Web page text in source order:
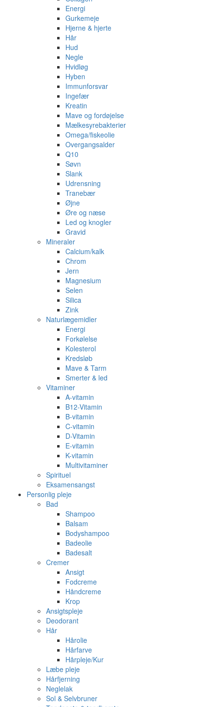
Energi
Gurkemeje
Hjerne & hjerte
Hår
Hud
Negle
Hvidløg
Hyben
Immunforsvar
Ingefær
Kreatin
Mave og fordøjelse
Mælkesyrebakterier
Omega/fiskeolie
Overgangsalder
Q10
Søvn
Slank
Udrensning
Tranebær
Øjne
Øre og næse
Led og knogler
Gravid
Mineraler
Calcium/kalk
Chrom
Jern
Magnesium
Selen
Silica
Zink
Naturlægemidler
Energi
Forkølelse
Kolesterol
Kredsløb
Mave & Tarm
Smerter & led
Vitaminer
A-vitamin
B12-Vitamin
B-vitamin
C-vitamin
D-Vitamin
E-vitamin
K-vitamin
Multivitaminer
Spirituel
Eksamensangst
Personlig pleje
Bad
Shampoo
Balsam
Bodyshampoo
Badeolie
Badesalt
Cremer
Ansigt
Fodcreme
Håndcreme
Krop
Ansigtspleje
Deodorant
Hår
Hårolie
Hårfarve
Hårpleje/Kur
Læbe pleje
Hårfjerning
Neglelak
Sol & Selvbruner